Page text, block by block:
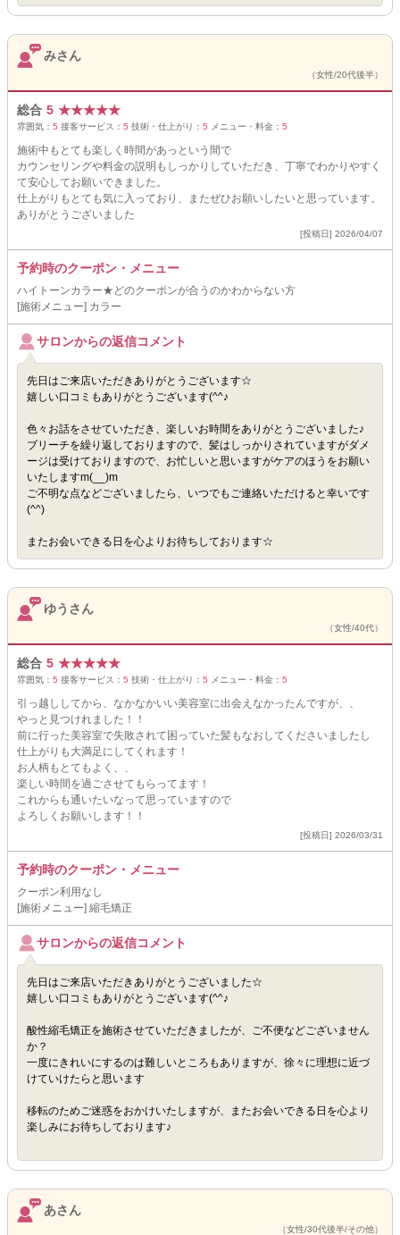
みさん
（女性/20代後半）
総合 5 ★★★★★
雰囲気： 5 接客サービス： 5 技術・仕上がり： 5 メニュー・料金： 5
施術中もとても楽しく時間があっという間で
カウンセリングや料金の説明もしっかりしていただき、丁寧でわかりやすく
て安心してお願いできました。
仕上がりもとても気に入っており、またぜひお願いしたいと思っています。
ありがとうございました
[投稿日] 2026/04/07
予約時のクーポン・メニュー
ハイトーンカラー★どのクーポンが合うのかわからない方
[施術メニュー] カラー
サロンからの返信コメント
先日はご来店いただきありがとうございます☆
嬉しい口コミもありがとうございます(^^♪
色々お話をさせていただき、楽しいお時間をありがとうございました♪
ブリーチを繰り返しておりますので、髪はしっかりされていますがダメ
ージは受けておりますので、お忙しいと思いますがケアのほうをお願い
いたしますm(__)m
ご不明な点などございましたら、いつでもご連絡いただけると幸いです
(^^)
またお会いできる日を心よりお待ちしております☆
ゆうさん
（女性/40代）
総合 5 ★★★★★
雰囲気： 5 接客サービス： 5 技術・仕上がり： 5 メニュー・料金： 5
引っ越ししてから、なかなかいい美容室に出会えなかったんですが、、
やっと見つけれました！！
前に行った美容室で失敗されて困っていた髪もなおしてくださいましたし
仕上がりも大満足にしてくれます！
お人柄もとてもよく、、
楽しい時間を過ごさせてもらってます！
これからも通いたいなって思っていますので
よろしくお願いします！！
[投稿日] 2026/03/31
予約時のクーポン・メニュー
クーポン利用なし
[施術メニュー] 縮毛矯正
サロンからの返信コメント
先日はご来店いただきありがとうございました☆
嬉しい口コミもありがとうございます(^^♪
酸性縮毛矯正を施術させていただきましたが、ご不便などございません
か？
一度にきれいにするのは難しいところもありますが、徐々に理想に近づ
けていけたらと思います
移転のためご迷惑をおかけいたしますが、またお会いできる日を心より
楽しみにお待ちしております♪
あさん
（女性/30代後半/その他）